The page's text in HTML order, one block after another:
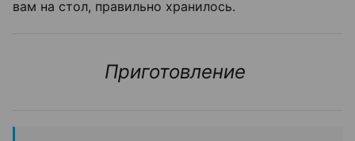
вам на стол, правильно хранилось.
Приготовление